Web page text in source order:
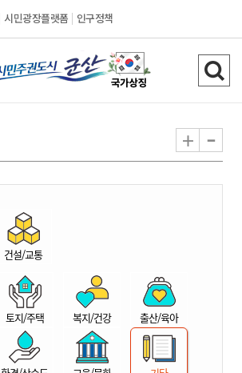
시민광장플랫폼 인구정책
시
민
권
시
산
검
색
기
+ -
건설/교통
토지/주택 복지/건강 출산/육아